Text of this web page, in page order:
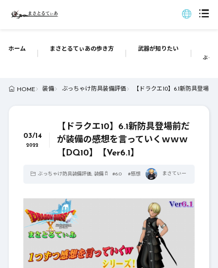
ホーム まさとるてぃあの歩き方 武器が知りたい
ぶっ
HOME 装備 ぶっちゃけ防具装備評価 【ドラクエ10】6.1新防具登場
03/14
2022
【ドラクエ10】6.1新防具登場前だ
が装備の感想を言っていくｗｗｗ
【DQ10】【Ver6.1】
ぶっちゃけ防具装備評価, 装備 #6.0 #感想 まさてぃー